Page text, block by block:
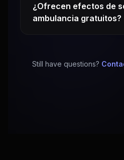
¿Ofrecen efectos de
ambulancia gratuitos?
Still have questions?